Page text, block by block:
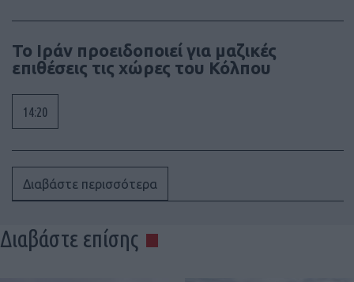
Το Ιράν προειδοποιεί για μαζικές
επιθέσεις τις χώρες του Κόλπου
14:20
Διαβάστε περισσότερα
Διαβάστε επίσης